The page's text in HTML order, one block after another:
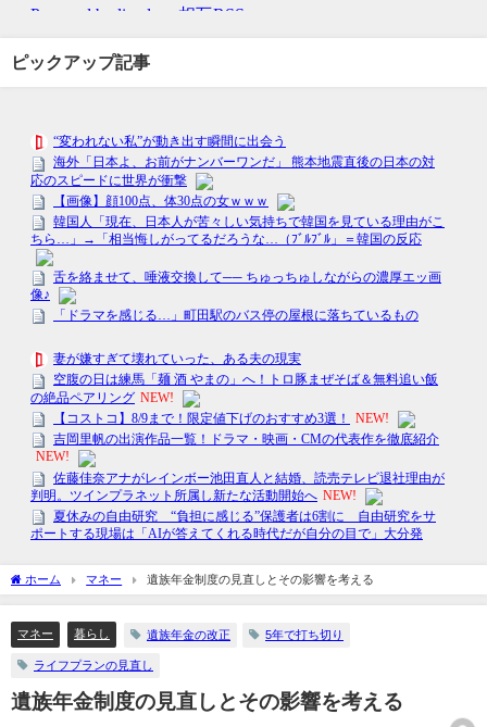
ピックアップ記事
ホーム マネー 遺族年金制度の見直しとその影響を考える
マネー 暮らし 遺族年金の改正 5年で打ち切り
ライフプランの見直し
遺族年金制度の見直しとその影響を考える